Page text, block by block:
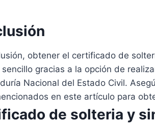
obtener el certificado de
gracias a la opción de
Nacional del Estado Civil.
en este artículo para
de solteria y